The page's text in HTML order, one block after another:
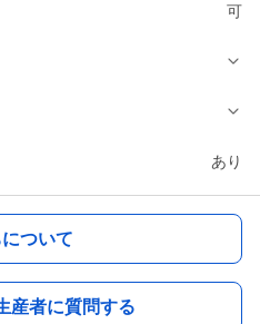
可
あり
ついて
産者に質問する